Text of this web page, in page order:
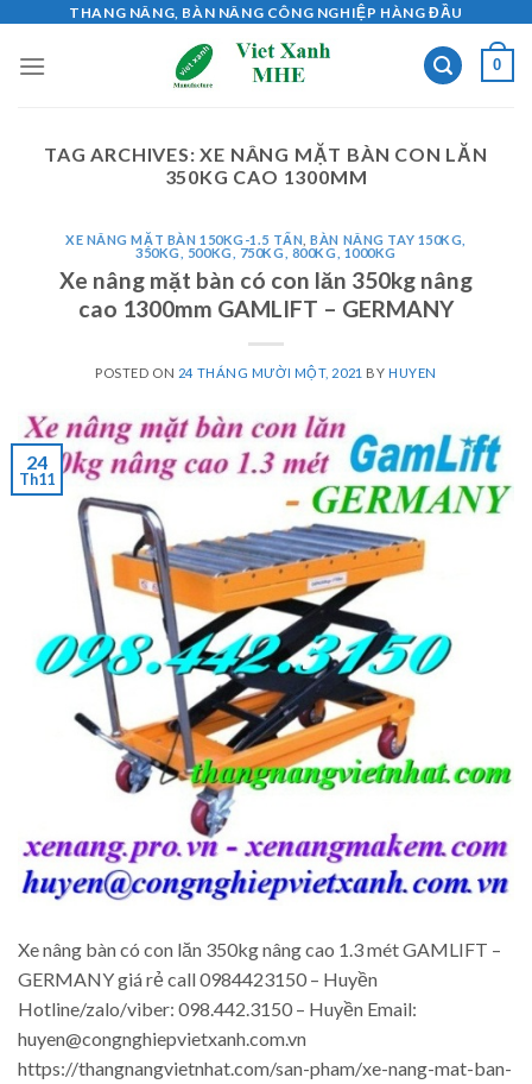
content
THANG NÂNG, BÀN NÂNG CÔNG NGHIỆP HÀNG ĐẦU
0
TAG ARCHIVES:XE NÂNG MẶT BÀN CON LĂN
350KG CAO 1300MM
XE NÂNG MẶT BÀN 150KG-1.5 TẤN ,BÀN NÂNG TAY 150KG,
350KG, 500KG, 750KG, 800KG, 1000KG
Xe nâng mặt bàn có con lăn 350kg nâng
cao 1300mm GAMLIFT – GERMANY
POSTED ON 24 THÁNG MƯỜI MỘT, 2021 BY HUYEN
24
Th11
Xe nâng bàn có con lăn 350kg nâng cao 1.3 mét GAMLIFT –
GERMANY giá rẻ call 0984423150 – Huyền
Hotline/zalo/viber: 098.442.3150 – Huyền Email:
huyen@congnghiepvietxanh.com.vn
https://thangnangvietnhat.com/san-pham/xe-nang-mat-ban-